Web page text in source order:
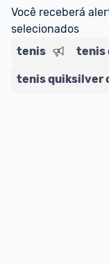
Entrega
*Confira aqui
Você receberá
selecionados
tenis
tenis
tenis quiksilver